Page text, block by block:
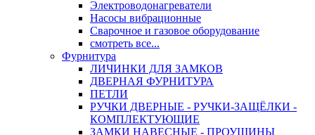
Электроводонагреватели
Насосы вибрационные
Сварочное и газовое оборудование
смотреть все...
Фурнитура
ЛИЧИНКИ ДЛЯ ЗАМКОВ
ДВЕРНАЯ ФУРНИТУРА
ПЕТЛИ
РУЧКИ ДВЕРНЫЕ - РУЧКИ-ЗАЩЁЛКИ -
КОМПЛЕКТУЮЩИЕ
ЗАМКИ НАВЕСНЫЕ - ПРОУШИНЫ